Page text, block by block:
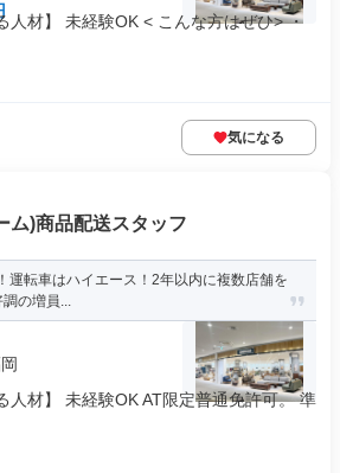
人材】 未経験OK < こんな方はぜひ> ・
気になる
ム)商品配送スタッフ
運転車はハイエース！2年以内に複数店舗を
の増員...
人材】 未経験OK AT限定普通免許可。 準